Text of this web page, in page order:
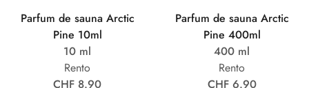
Parfum de sauna Arctic
Pine 10ml
10 ml
Rento
CHF 8.90
Parfum de sauna Arctic
Pine 400ml
400 ml
Rento
CHF 6.90